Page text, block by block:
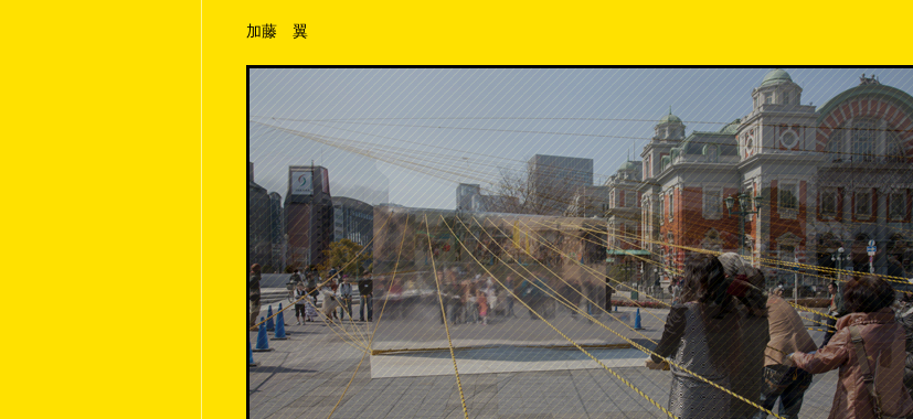
加藤 翼